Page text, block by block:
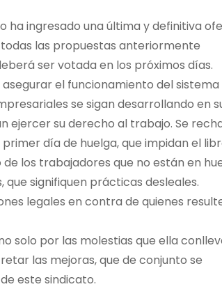
ha ingresado una última y definitiva
las propuestas anteriormente
ser votada en los próximos días.
asegurar el funcionamiento del sistema
se sigan desarrollando en
ejercer su derecho al trabajo. Se
día de huelga, que impidan el
los trabajadores que no están en
signifiquen prácticas desleales.
legales en contra de quienes
solo por las molestias que ella
las mejoras, que de conjunto se
este sindicato.